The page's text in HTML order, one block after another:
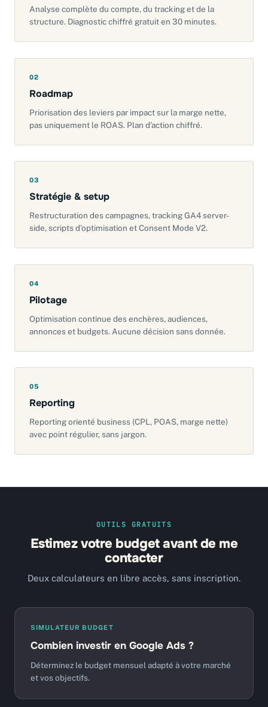
Analyse complète du compte, du tracking et de la
structure. Diagnostic chiffré gratuit en 30 minutes.
02
Roadmap
Priorisation des leviers par impact sur la marge nette,
pas uniquement le ROAS. Plan d’action chiffré.
03
Stratégie & setup
Restructuration des campagnes, tracking GA4 server-
side, scripts d’optimisation et Consent Mode V2.
04
Pilotage
Optimisation continue des enchères, audiences,
annonces et budgets. Aucune décision sans donnée.
05
Reporting
Reporting orienté business (CPL, POAS, marge nette)
avec point régulier, sans jargon.
OUTILS GRATUITS
Estimez votre budget avant de me
contacter
Deux calculateurs en libre accès, sans inscription.
SIMULATEUR BUDGET
Combien investir en Google Ads ?
Déterminez le budget mensuel adapté à votre marché
et vos objectifs.